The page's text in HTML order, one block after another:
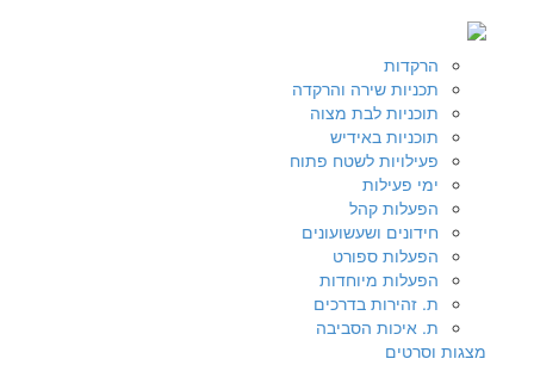
הרקדות
תכניות שירה והרקדה
תוכניות לבת מצוה
תוכניות באידיש
פעילויות לשטח פתוח
ימי פעילות
הפעלות קהל
חידונים ושעשועונים
הפעלות ספורט
הפעלות מיוחדות
ת. זהירות בדרכים
ת. איכות הסביבה
מצגות וסרטים